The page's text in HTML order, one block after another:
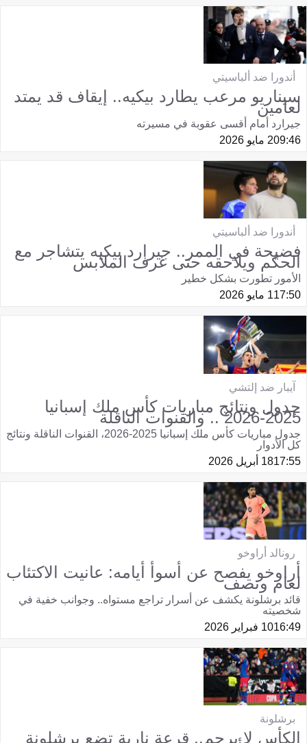
أندورا ضد ألباسيتي
سيناريو مرعب يطارد بيكيه.. إيقاف قد يمتد
لعامين
جيرارد أمام أقسى عقوبة في مسيرته
09:462 مايو 2026
أندورا ضد ألباسيتي
فضيحة في الممر.. جيرارد بيكيه يتشاجر مع
الحكم ويلاحقه حتى غرف الملابس
الأمور تطورت بشكل خطير
17:501 مايو 2026
آيبار ضد إلتشي
جدول ونتائج مباريات كأس ملك إسبانيا
2025-2026 .. والقنوات الناقلة
جدول مباريات كأس ملك إسبانيا 2025-2026، القنوات الناقلة ونتائج
كل الأدوار
17:5518 أبريل 2026
رونالد أراوخو
أراوخو يفصح عن أسوأ أيامه: عانيت الاكتئاب
لعام ونصف
قائد برشلونة يكشف عن أسرار تراجع مستواه.. وجوانب خفية في
شخصيته
16:4910 فبراير 2026
برشلونة
الكأس لا يرحم.. قرعة نارية تضع برشلونة